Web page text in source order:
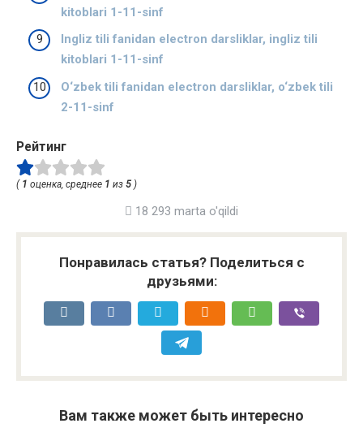
kitoblari 1-11-sinf
Ingliz tili fanidan electron darsliklar, ingliz tili
kitoblari 1-11-sinf
O‘zbek tili fanidan electron darsliklar, o‘zbek tili
2-11-sinf
Рейтинг
( 1 оценка, среднее 1 из 5 )
18 293 marta o'qildi
Понравилась статья? Поделиться с
друзьями:
Вам также может быть интересно